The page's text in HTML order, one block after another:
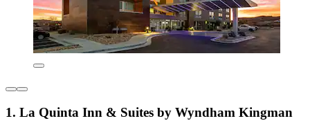
1. La Quinta Inn & Suites by Wyndham Kingman